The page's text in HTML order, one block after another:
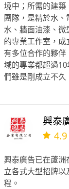
境中；所需的建
團隊，是精於水
水、牆面油漆、
的專業工作室，
有多位合作的夥
域的專業都超過
們雖是剛成立不
興泰
4.9
興泰廣告已在蘆
立各式大型招牌
程。